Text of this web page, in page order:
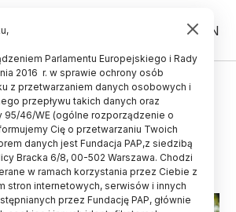
PL EN
dba o mięśnie
09.12.2025
Parlamentu Europejskiego i Rady
2016 r. w sprawie ochrony osób
z przetwarzaniem danych osobowych i
przepływu takich danych oraz
95/46/WE (ogólne rozporządzenie o
Cię o przetwarzaniu Twoich
danych jest Fundacja PAP,z siedzibą
Bracka 6/8, 00-502 Warszawa. Chodzi
w ramach korzystania przez Ciebie z
stron internetowych, serwisów i innych
przez Fundację PAP, głównie